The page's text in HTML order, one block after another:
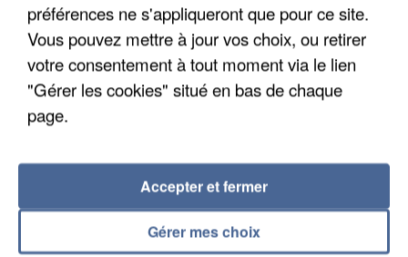
UNE TOURISTE DE L’OISE EMPORTÉE PAR UNE
COULÉE DE BOUE EN HAUTE-SAVOIE
préférences ne s'appliqueront que pour ce site.
Vous pouvez mettre à jour vos choix, ou retirer
votre consentement à tout moment via le lien
"Gérer les cookies" situé en bas de chaque
page.
Gérer mes choix
Accepter et fermer